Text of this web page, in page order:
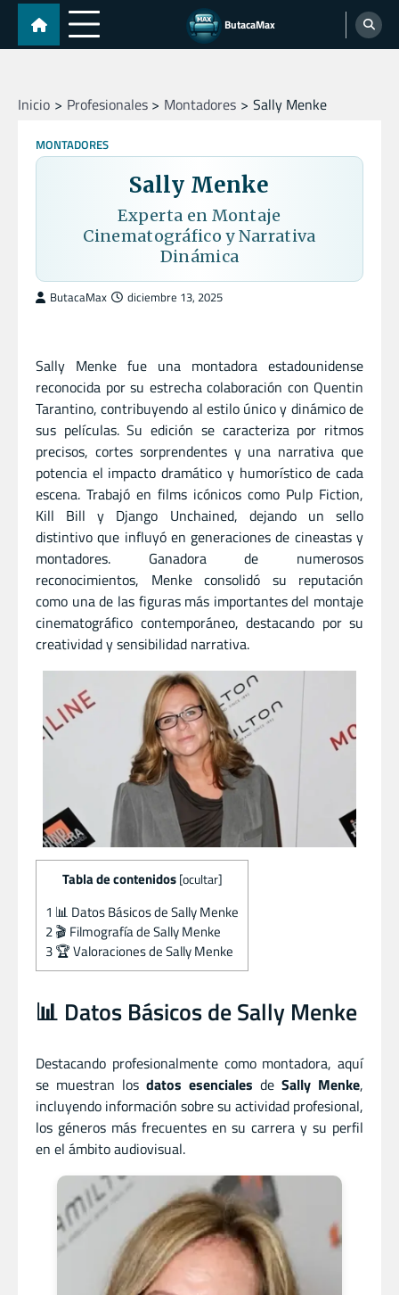
Skip
content
ButacaMax
Inicio Profesionales Montadores Sally Menke
MONTADORES
Sally Menke
Experta en Montaje
Cinematográfico y Narrativa
Dinámica
ButacaMax diciembre 13, 2025
Sally Menke fue una montadora estadounidense
reconocida por su estrecha colaboración con Quentin
Tarantino, contribuyendo al estilo único y dinámico de
sus películas. Su edición se caracteriza por ritmos
precisos, cortes sorprendentes y una narrativa que
potencia el impacto dramático y humorístico de cada
escena. Trabajó en films icónicos como Pulp Fiction,
Kill Bill y Django Unchained, dejando un sello
distintivo que influyó en generaciones de cineastas y
montadores. Ganadora de numerosos
reconocimientos, Menke consolidó su reputación
como una de las figuras más importantes del montaje
cinematográfico contemporáneo, destacando por su
creatividad y sensibilidad narrativa.
Tabla de contenidos [ocultar]
1 📊 Datos Básicos de Sally Menke
2🎬 Filmografía de Sally Menke
3🏆 Valoraciones de Sally Menke
📊 Datos Básicos de Sally Menke
Destacando profesionalmente como montadora, aquí
se muestran los datos esenciales de Sally Menke,
incluyendo información sobre su actividad profesional,
los géneros más frecuentes en su carrera y su perfil
en el ámbito audiovisual.